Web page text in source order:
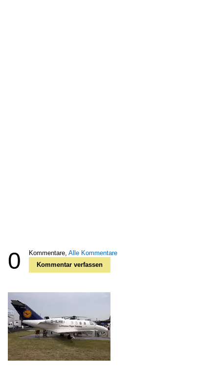
0 Kommentare, Alle Kommentare
Kommentar verfassen